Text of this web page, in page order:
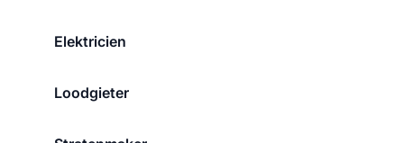
Elektricien
Loodgieter